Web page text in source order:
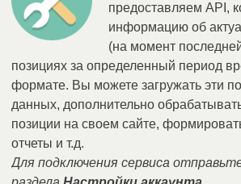
предоставляем API,
информацию об
(на момент
позициях за определенный период
формате. Вы можете загружать эти
данных, дополнительно
позиции на своем сайте,
отчеты и т.д.
Для подключения сервиса